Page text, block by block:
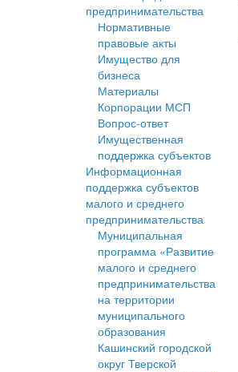
предпринимательства
Нормативные
правовые акты
Имущество для
бизнеса
Материалы
Корпорации МСП
Вопрос-ответ
Имущественная
поддержка субъектов
Информационная
поддержка субъектов
малого и среднего
предпринимательства
Муниципальная
программа «Развитие
малого и среднего
предпринимательства
на территории
муниципального
образования
Кашинский городской
округ Тверской